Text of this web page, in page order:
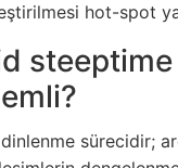
hot-spot
sürecidir;